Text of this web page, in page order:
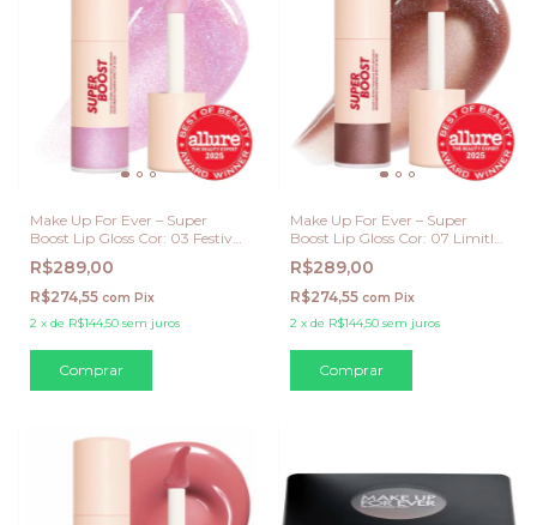
Make Up For Ever – Super
Boost Lip Gloss Cor: 03 Festival
Lilac
R$289,00
R$274,55 com Pix
2 x de R$144,50 sem juros
Make Up For Ever – Super
Boost Lip Gloss Cor: 07 Limitles
Brown
R$289,00
R$274,55 com Pix
2 x de R$144,50 sem juros